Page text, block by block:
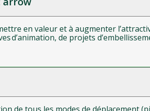
en valeur et à augmenter
d’animation, de projets